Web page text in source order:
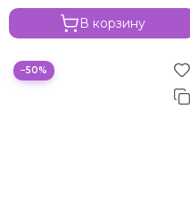
В корзину
−50%